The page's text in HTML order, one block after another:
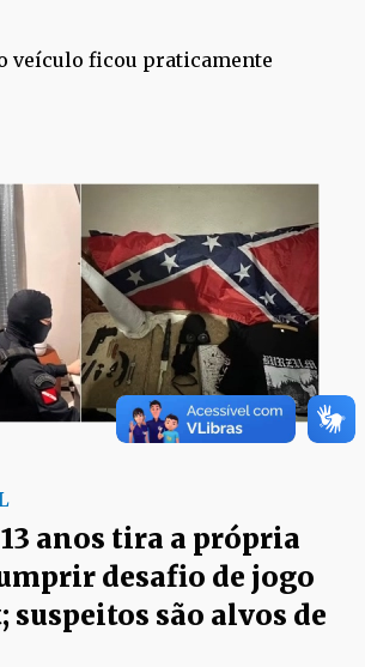
veículo ficou praticamente
anos tira a própria
desafio de jogo
são alvos de